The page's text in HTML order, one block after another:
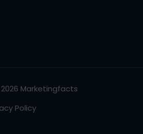
Marketingfacts
Policy